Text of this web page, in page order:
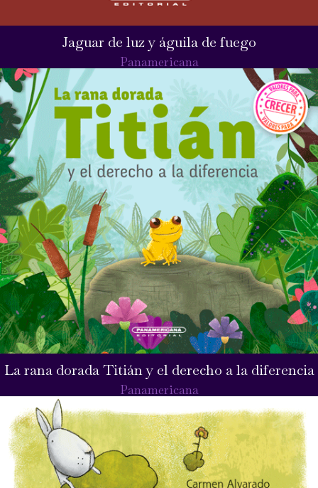
Jaguar de luz y águila de fuego
Panamericana
La rana dorada Titián y el derecho a la diferencia
Panamericana